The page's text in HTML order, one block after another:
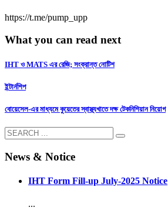
https://t.me/pump_upp
What you can read next
IHT ও MATS এর রেজি; সংক্রান্ত নোটিশ
ইন্টার্নশিপ
বোয়েসেল-এর মাধ্যমে কুয়েতের স্বাস্থ্যখাতে দক্ষ টেকনিশিয়ান নিয়োগ
News & Notice
IHT Form Fill-up July-2025 Notice
...